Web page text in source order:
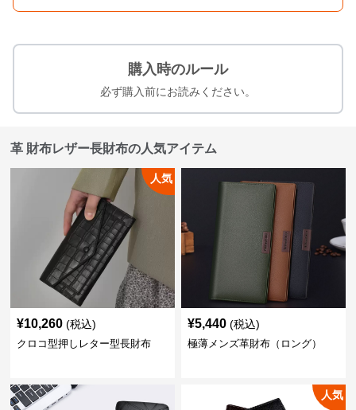
購入時のルール
必ず購入前にお読みください。
革 財布レザー長財布の人気アイテム
人気
¥10,260 (税込)
クロコ型押しレター型長財布
¥5,440 (税込)
極薄メンズ革財布（ロング）
人気